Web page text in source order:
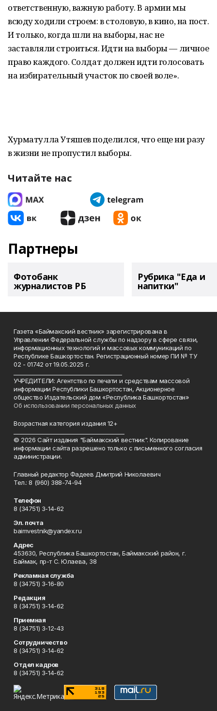
ответственную, важную работу. В армии мы
всюду ходили строем: в столовую, в кино, на пост.
И только, когда шли на выборы, нас не
заставляли строиться. Идти на выборы — личное
право каждого. Солдат должен идти голосовать
на избирательный участок по своей воле».
Хурматулла Утяшев поделился, что еще ни разу
в жизни не пропустил выборы.
Читайте нас
Партнеры
Фотобанк
журналистов РБ
Рубрика "Еда и
напитки"
Газета «Баймакский вестник» зарегистрирована в
Управлении Федеральной службы по надзору в сфере связи,
информационных технологий и массовых коммуникаций по
Республике Башкортостан. Регистрационный номер ПИ № ТУ
02 - 01742 от 19.05.2025 г.
УЧРЕДИТЕЛИ: Агентство по печати и средствам массовой
информации Республики Башкортостан, Акционерное
общество Издательский дом «Республика Башкортостан»
Об использовании персональных данных
Возрастная категория издания 12+
© 2026 Сайт издания "Баймакский вестник". Копирование
информации сайта разрешено только с письменного согласия
администрации.
Главный редактор Фадеев Дмитрий Николаевич
Тел.: 8 (960) 388-74-94
Телефон
8 (34751) 3-14-62
Эл. почта
baimvestnik@yandex.ru
Адрес
453630, Республика Башкортостан, Баймакский район, г.
Баймак, пр-т С. Юлаева, 38
Рекламная служба
8 (34751) 3-16-80
Редакция
8 (34751) 3-14-62
Приемная
8 (34751) 3-12-43
Сотрудничество
8 (34751) 3-14-62
Отдел кадров
8 (34751) 3-14-62